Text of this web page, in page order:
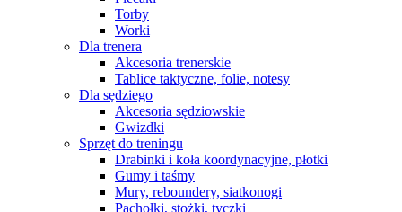
Torby
Worki
Dla trenera
Akcesoria trenerskie
Tablice taktyczne, folie, notesy
Dla sędziego
Akcesoria sędziowskie
Gwizdki
Sprzęt do treningu
Drabinki i koła koordynacyjne, płotki
Gumy i taśmy
Mury, reboundery, siatkonogi
Pachołki, stożki, tyczki